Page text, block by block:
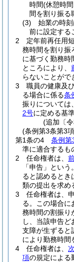
時間(休憩時
間を割り振る
(3)
始業の時
前に設定する
2
定年前再任用
務時間を割り振
に基づく勤務時
ところにより、
らないことがで
3
職員の健康及
る場合に係る条
振りについては
2号に定める基
(追加〔
(条例第3条第3
第1条の4
条例第
準に適合するも
2
任命権者は、
「申告」という
ると認めるとき
類の提出を求め
3
任命権者は、
る。
この場合に
務時間の割振り
し、当該申告
支障が生ずると
により勤務時間
4
任命権者は、
項の規定による